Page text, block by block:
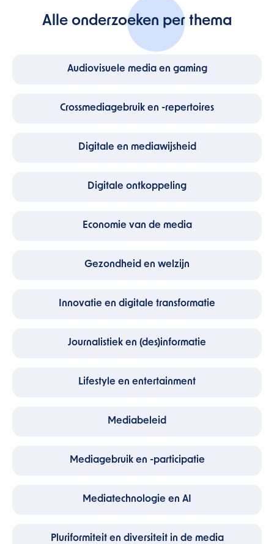
Alle onderzoeken per thema
Audiovisuele media en gaming
Crossmediagebruik en -repertoires
Digitale en mediawijsheid
Digitale ontkoppeling
Economie van de media
Gezondheid en welzijn
Innovatie en digitale transformatie
Journalistiek en (des)informatie
Lifestyle en entertainment
Mediabeleid
Mediagebruik en -participatie
Mediatechnologie en AI
Pluriformiteit en diversiteit in de media